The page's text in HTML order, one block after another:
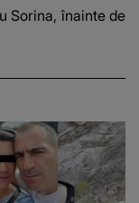
Sorina, înainte de